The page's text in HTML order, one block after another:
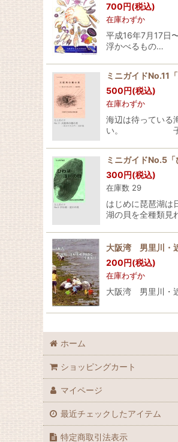
700円(税込)
在庫わずか
平成16年7月17日
浮かべるもの…
ミニガイドNo.11
500円(税込)
在庫わずか
海辺は待って
い。 子ど
ミニガイドNo.5「
300円(税込)
在庫数 29
はじめに琵琶湖は
湖の貝を全種類見
大阪湾 男里川・
200円(税込)
在庫わずか
大阪湾 男里川・
ホーム
ショッピングカート
マイページ
最近チェックしたアイテム
特定商取引法表示